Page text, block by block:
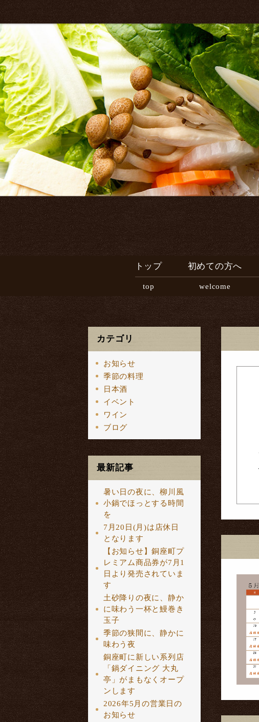
トップ
top
初めての方へ
welcome
カテゴリ
お知らせ
季節の料理
日本酒
イベント
ワイン
ブログ
最新記事
暑い日の夜に、柳川風
小鍋でほっとする時間
を
7月20日(月)は店休日
となります
【お知らせ】銅座町プ
レミアム商品券が7月1
日より発売されていま
す
土砂降りの夜に、静か
に味わう一杯と鰻巻き
玉子
季節の狭間に、静かに
味わう夜
銅座町に新しい系列店
「鍋ダイニング 大丸
亭」がまもなくオープ
ンします
2026年5月の営業日の
お知らせ